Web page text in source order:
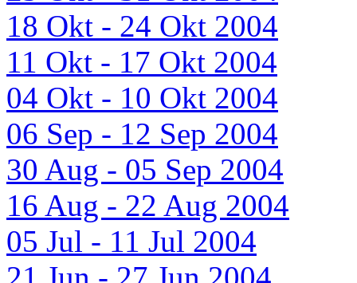
18 Okt - 24 Okt 2004
11 Okt - 17 Okt 2004
04 Okt - 10 Okt 2004
06 Sep - 12 Sep 2004
30 Aug - 05 Sep 2004
16 Aug - 22 Aug 2004
05 Jul - 11 Jul 2004